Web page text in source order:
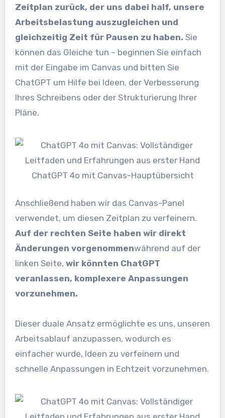
Zeitplan zurück, der uns dabei half, unsere
Arbeitsbelastung auszugleichen und
gleichzeitig Zeit für Pausen zu haben. Sie
können das Gleiche tun – beginnen Sie einfach
mit der Eingabe im Canvas und bitten Sie
ChatGPT um Hilfe bei Ideen, der Verbesserung
Ihres Schreibens oder der Strukturierung Ihrer
Pläne.
ChatGPT 4o mit Canvas-Hauptübersicht
Anschließend haben wir das Canvas-Panel
verwendet, um diesen Zeitplan zu verfeinern.
Auf der rechten Seite haben wir direkt
Änderungen vorgenommenwährend auf der
linken Seite, wir könnten ChatGPT
veranlassen, komplexere Anpassungen
vorzunehmen.
Dieser duale Ansatz ermöglichte es uns, unseren
Arbeitsablauf anzupassen, wodurch es
einfacher wurde, Ideen zu verfeinern und
schnelle Anpassungen in Echtzeit vorzunehmen.